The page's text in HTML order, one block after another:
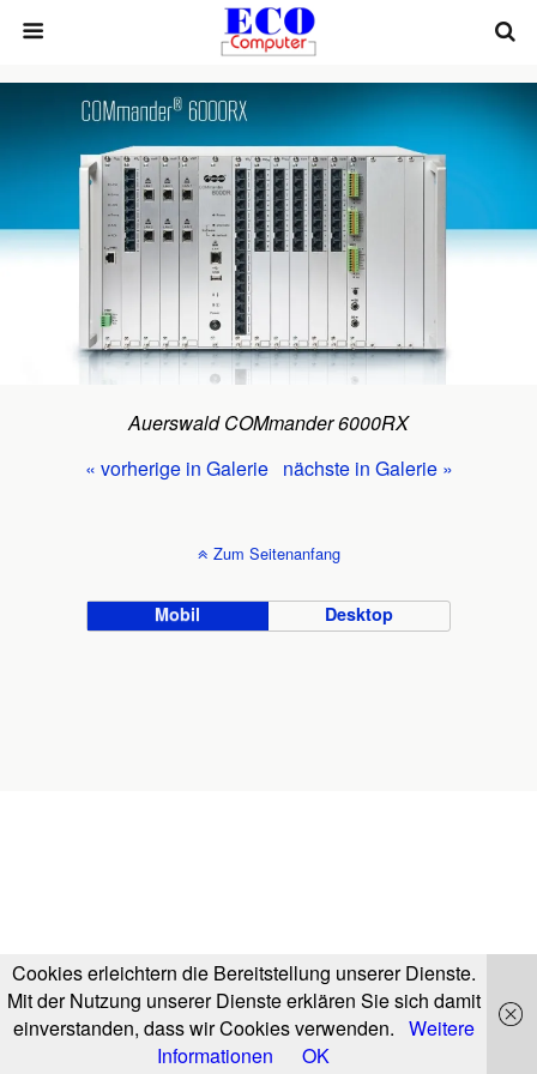
Auerswald COMmander 6000RX
« vorherige in Galerie nächste in Galerie »
Zum Seitenanfang
Mobil Desktop
Cookies erleichtern die Bereitstellung unserer Dienste.
Mit der Nutzung unserer Dienste erklären Sie sich damit
einverstanden, dass wir Cookies verwenden. Weitere
Informationen
OK